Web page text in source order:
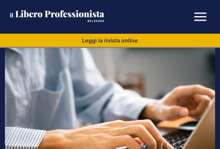
Leggi la rivista online